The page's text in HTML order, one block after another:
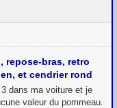
repose-bras, retro
et cendrier rond
dans ma voiture et je
valeur du pommeau.